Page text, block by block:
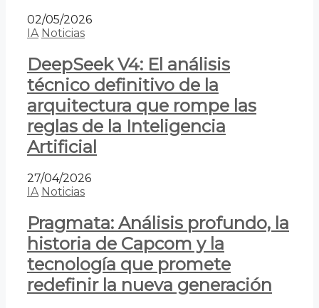
02/05/2026
IA Noticias
DeepSeek V4: El análisis
técnico definitivo de la
arquitectura que rompe las
reglas de la Inteligencia
Artificial
27/04/2026
IA Noticias
Pragmata: Análisis profundo, la
historia de Capcom y la
tecnología que promete
redefinir la nueva generación